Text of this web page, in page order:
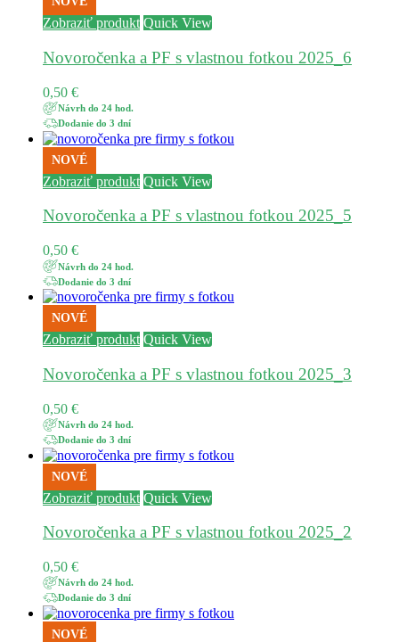
Zobraziť produkt Quick View
Novoročenka a PF s vlastnou fotkou 2025_6
0,50 €
Návrh do 24 hod.
Dodanie do 3 dní
NOVÉ
Zobraziť produkt Quick View
Novoročenka a PF s vlastnou fotkou 2025_5
0,50 €
Návrh do 24 hod.
Dodanie do 3 dní
NOVÉ
Zobraziť produkt Quick View
Novoročenka a PF s vlastnou fotkou 2025_3
0,50 €
Návrh do 24 hod.
Dodanie do 3 dní
NOVÉ
Zobraziť produkt Quick View
Novoročenka a PF s vlastnou fotkou 2025_2
0,50 €
Návrh do 24 hod.
Dodanie do 3 dní
NOVÉ